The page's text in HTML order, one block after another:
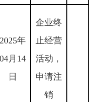
2025年
04月14
日
企业终
止经营
活动，
申请注
销